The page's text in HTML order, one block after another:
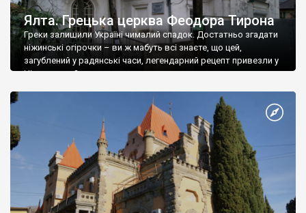
Ялта. Грецька церква Феодора Тирона
Греки залишили Україні чималий спадок. Достатньо згадати
ніжинські огірочки – ви ж мабуть всі знаєте, що цей,
загублений у радянські часи, легендарний рецепт привезли у
Ніжин греки?